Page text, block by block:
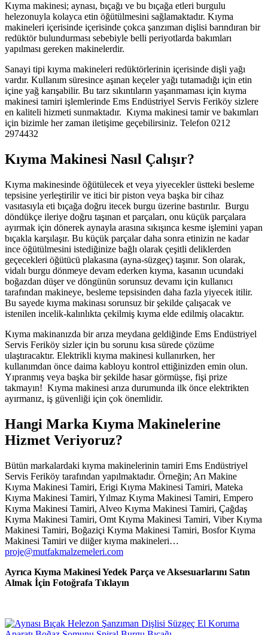
Kıyma makinesi; aynası, bıçağı ve bu bıçağa etleri burgulu
helezonuyla kolayca etin öğütülmesini sağlamaktadır. Kıyma
makineleri içerisinde içerisinde çokca şanzıman dişlisi barındıran bir
redüktör bulundurması sebebiyle belli periyotlarda bakımları
yapılması gereken makinelerdir.
Sanayi tipi kıyma makineleri redüktörlerinin içerisinde dişli yağı
vardır. Kullanım süresince aşınan keçeler yağı tutamadığı için etin
içine yağ karışabilir. Bu tarz sıkıntıların yaşanmaması için kıyma
makinesi tamiri işlemlerinde Ems Endüstriyel Servis Feriköy sizlere
en kaliteli hizmeti sunmaktadır. Kıyma makinesi tamir ve bakımları
için bizimle her zaman iletişime geçebilirsiniz. Telefon 0212
2974432
Kıyma Makinesi Nasıl Çalışır?
Kıyma makinesinde öğütülecek et veya yiyecekler üstteki besleme
tepsisine yerleştirilir ve itici bir piston veya başka bir cihaz
vasıtasıyla eti bıçağa doğru itecek burgu üzerine bastırılır. Burgu
döndükçe ileriye doğru taşınan et parçaları, onu küçük parçalara
ayırmak için dönerek aynayla arasına sıkışınca kesme işlemini yapan
bıçakla karşılaşır. Bu küçük parçalar daha sonra etinizin ne kadar
ince öğütülmesini istediğinize bağlı olarak çeşitli deliklerden
geçecekleri öğütücü plakasına (ayna-süzgeç) taşınır. Son olarak,
vidalı burgu dönmeye devam ederken kıyma, kasanın ucundaki
boğazdan düşer ve döngünün sorunsuz devamı için kullanıcı
tarafından makineye, besleme tepsisinden daha fazla yiyecek itilir.
Bu sayede kıyma makinası sorunsuz bir şekilde çalışacak ve
istenilen incelik-kalınlıkta çekilmiş kıyma elde edilmiş olacaktır.
Kıyma makinanızda bir arıza meydana geldiğinde Ems Endüstriyel
Servis Feriköy sizler için bu sorunu kısa sürede çözüme
ulaştıracaktır. Elektrikli kıyma makinesi kullanırken, her
kullanımdan önce daima kabloyu kontrol ettiğinizden emin olun.
Yıpranmış veya başka bir şekilde hasar görmüşse, fişi prize
takmayın! Kıyma makinesi arıza durumunda ilk önce elektrikten
ayırmanız, iş güvenliği için çok önemlidir.
Hangi Marka Kıyma Makinelerine
Hizmet Veriyoruz?
Bütün markalardaki kıyma makinelerinin tamiri Ems Endüstriyel
Servis Feriköy tarafından yapılmaktadır. Örneğin; Arı Makine
Kıyma Makinesi Tamiri, Erigi Kıyma Makinesi Tamiri, Mateka
Kıyma Makinesi Tamiri, Yılmaz Kıyma Makinesi Tamiri, Empero
Kıyma Makinesi Tamiri, Alveo Kıyma Makinesi Tamiri, Çağdaş
Kıyma Makinesi Tamiri, Omt Kıyma Makinesi Tamiri, Viber Kıyma
Makinesi Tamiri, Boğaziçi Kıyma Makinesi Tamiri, Bosfor Kıyma
Makinesi Tamiri ve diiğer kıyma makineleri…
proje@mutfakmalzemeleri.com
Ayrıca Kıyma Makinesi Yedek Parça ve Aksesuarlarını Satın
Almak İçin Fotoğrafa Tıklayın